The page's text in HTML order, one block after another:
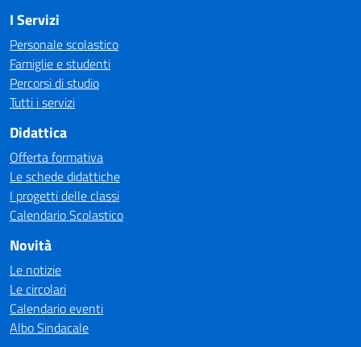
I Servizi
Personale scolastico
Famiglie e studenti
Percorsi di studio
Tutti i servizi
Didattica
Offerta formativa
Le schede didattiche
I progetti delle classi
Calendario Scolastico
Novità
Le notizie
Le circolari
Calendario eventi
Albo Sindacale